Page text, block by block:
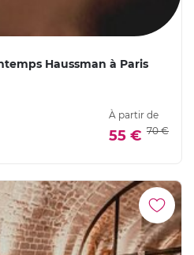
Haussman à Paris
À partir de
55 € 70 €